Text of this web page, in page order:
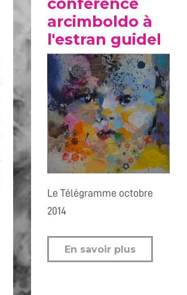
conference
arcimboldo à
l'estran guidel
Le Télégramme octobre
2014
En savoir plus